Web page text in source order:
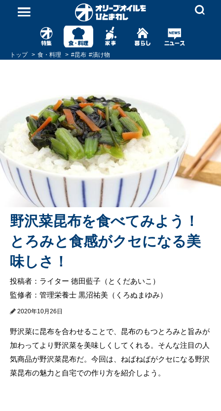
トップ 食・料理 #昆布 #漬け物
野沢菜昆布を食べてみよう！
とろみと食感がクセになる美
味しさ！
投稿者：ライター 徳田藍子（とくだあいこ）
監修者：管理栄養士 黒沼祐美（くろぬまゆみ）
2020年10月26日
野沢菜に昆布を合わせることで、昆布のもつとろみと旨みが
加わってより野沢菜を美味しくしてくれる。そんな注目の人
気商品が野沢菜昆布だ。今回は、ねばねばがクセになる野沢
菜昆布の魅力と自宅での作り方を紹介しよう。